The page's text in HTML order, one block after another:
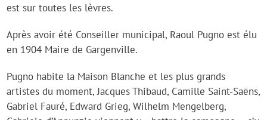
est sur toutes les lèvres.
Après avoir été Conseiller municipal, Raoul Pugno est élu
en 1904 Maire de Gargenville.
Pugno habite la Maison Blanche et les plus grands
artistes du moment, Jacques Thibaud, Camille Saint-Saëns,
Gabriel Fauré, Edward Grieg, Wilhelm Mengelberg,